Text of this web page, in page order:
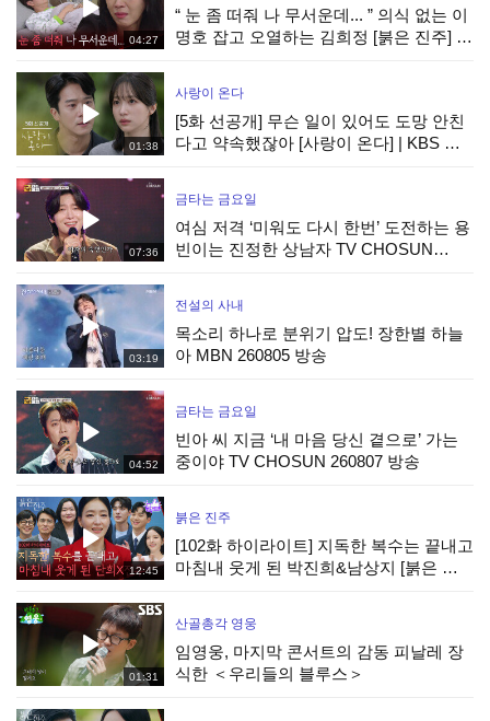
04:27
“ 눈 좀 떠줘 나 무서운데... ” 의식 없는 이
명호 잡고 오열하는 김희정 [붉은 진주] |
01:38
사랑이 온다
[5화 선공개] 무슨 일이 있어도 도망 안친
다고 약속했잖아 [사랑이 온다] | KBS 방
07:36
금타는 금요일
여심 저격 ‘미워도 다시 한번’ 도전하는 용
빈이는 진정한 상남자 TV CHOSUN
03:19
전설의 사내
목소리 하나로 분위기 압도! 장한별 하늘
아 MBN 260805 방송
04:52
금타는 금요일
빈아 씨 지금 ‘내 마음 당신 곁으로’ 가는
중이야 TV CHOSUN 260807 방송
12:45
붉은 진주
[102화 하이라이트] 지독한 복수는 끝내고
마침내 웃게 된 박진희&남상지 [붉은 진
01:31
산골총각 영웅
임영웅, 마지막 콘서트의 감동 피날레 장
식한 ＜우리들의 블루스＞